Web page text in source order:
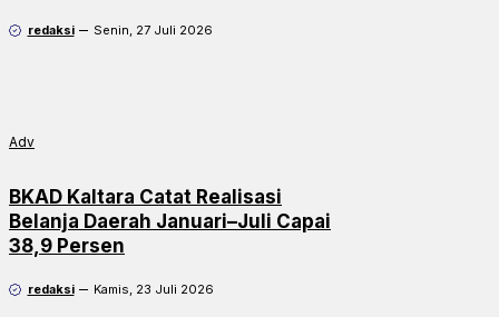
redaksi Senin, 27 Juli 2026
Adv
BKAD Kaltara Catat Realisasi
Belanja Daerah Januari–Juli Capai
38,9 Persen
redaksi Kamis, 23 Juli 2026